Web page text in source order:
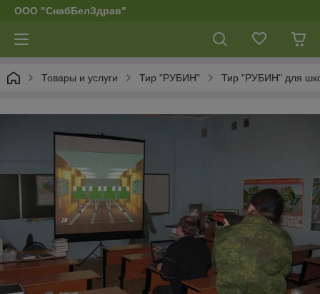
ООО "СнабБелЗдрав"
Товары и услуги Тир "РУБИН" Тир "РУБИН" для